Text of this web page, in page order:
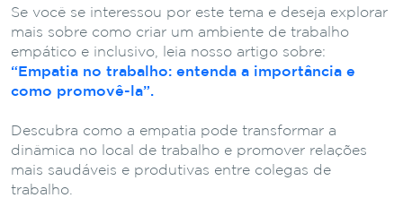
Se você se interessou por este tema e deseja explorar
mais sobre como criar um ambiente de trabalho
empático e inclusivo, leia nosso artigo sobre:
“Empatia no trabalho: entenda a importância e
como promovê-la”.
Descubra como a empatia pode transformar a
dinâmica no local de trabalho e promover relações
mais saudáveis e produtivas entre colegas de
trabalho.